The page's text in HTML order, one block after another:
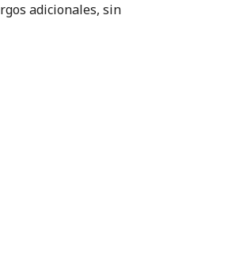
adicionales, sin